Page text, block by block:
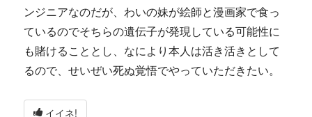
ンジニアなのだが、わいの妹が絵師と漫画家で食っ
ているのでそちらの遺伝子が発現している可能性に
も賭けることとし、なにより本人は活き活きとして
るので、せいぜい死ぬ覚悟でやっていただきたい。
イイネ!